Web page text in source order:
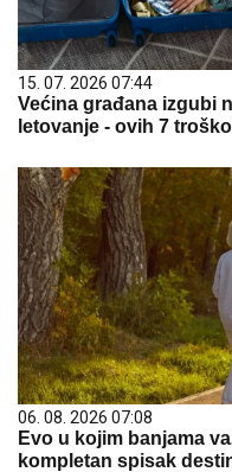
15. 07. 2026 07:44
Većina građana izgubi
letovanje - ovih 7
06. 08. 2026 07:08
Evo u kojim banjama
kompletan spisak